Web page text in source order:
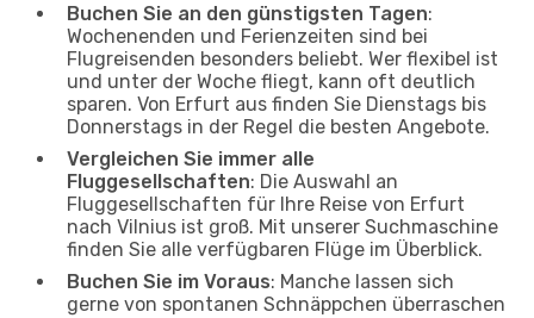
Buchen Sie an den günstigsten Tagen:
Wochenenden und Ferienzeiten sind bei
Flugreisenden besonders beliebt. Wer flexibel ist
und unter der Woche fliegt, kann oft deutlich
sparen. Von Erfurt aus finden Sie Dienstags bis
Donnerstags in der Regel die besten Angebote.
Vergleichen Sie immer alle
Fluggesellschaften: Die Auswahl an
Fluggesellschaften für Ihre Reise von Erfurt
nach Vilnius ist groß. Mit unserer Suchmaschine
finden Sie alle verfügbaren Flüge im Überblick.
Buchen Sie im Voraus: Manche lassen sich
gerne von spontanen Schnäppchen überraschen